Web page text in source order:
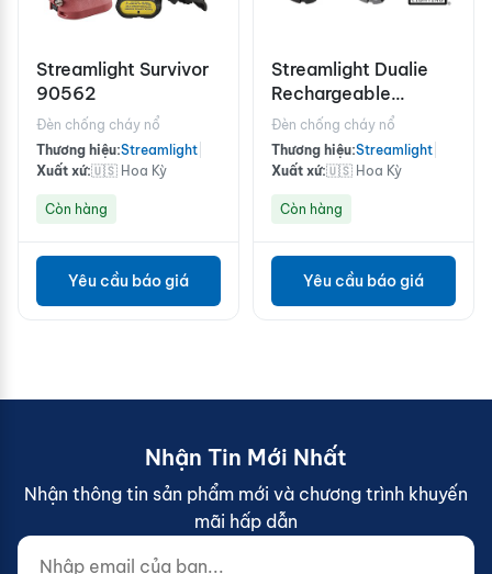
Streamlight Survivor
90562
Đèn chống cháy nổ
Thương hiệu:Streamlight
Xuất xứ:🇺🇸 Hoa Kỳ
Còn hàng
Yêu cầu báo giá
Streamlight Dualie
Rechargeable
Magnet 230V
Đèn chống cháy nổ
Thương hiệu:Streamlight
Xuất xứ:🇺🇸 Hoa Kỳ
Còn hàng
Yêu cầu báo giá
Nhận Tin Mới Nhất
Nhận thông tin sản phẩm mới và chương trình khuyến
mãi hấp dẫn
Nhập email của bạn...
Website (do not fill)